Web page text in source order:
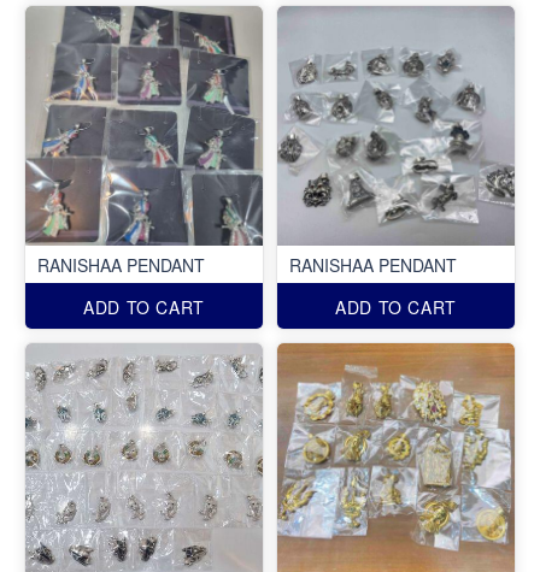
RANISHAA PENDANT
ADD TO CART
RANISHAA PENDANT
ADD TO CART